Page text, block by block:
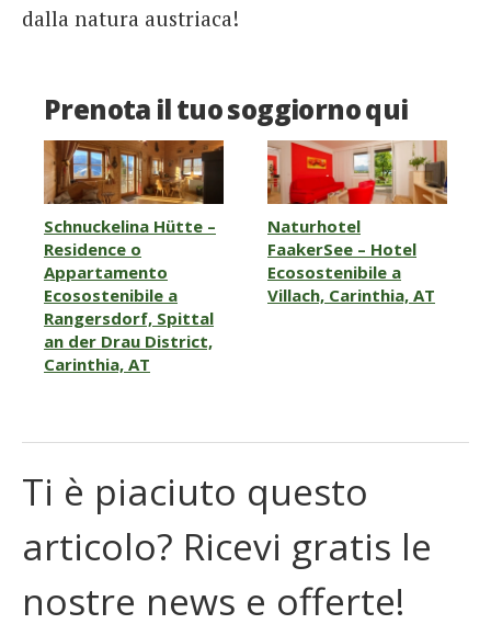
dalla natura austriaca!
Prenota il tuo soggiorno qui
Schnuckelina Hütte –
Residence o
Appartamento
Ecosostenibile a
Rangersdorf, Spittal
an der Drau District,
Carinthia, AT
Naturhotel
FaakerSee – Hotel
Ecosostenibile a
Villach, Carinthia, AT
Ti è piaciuto questo
articolo? Ricevi gratis le
nostre news e offerte!